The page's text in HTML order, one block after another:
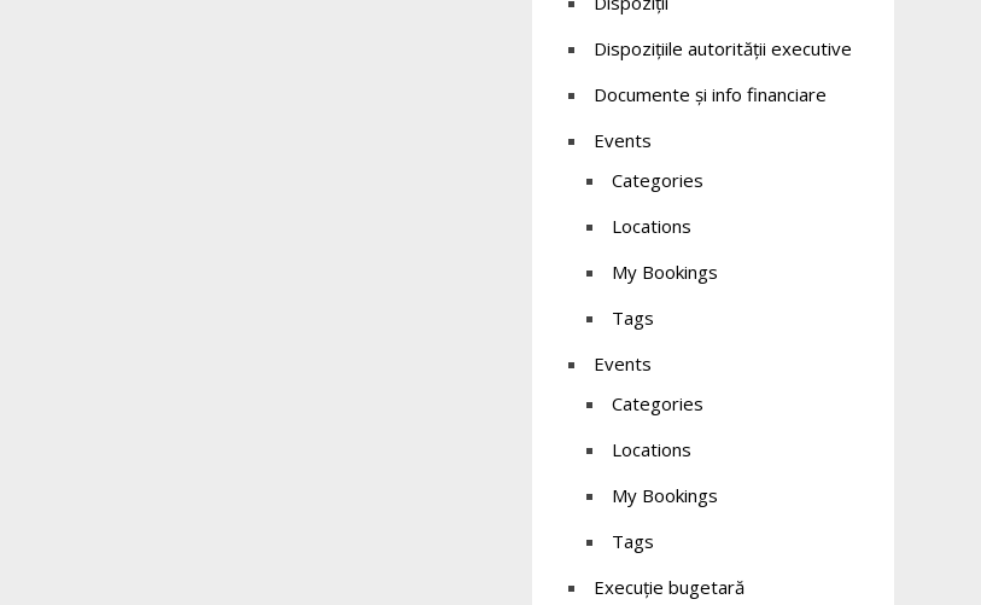
Dispozițiile autorității executive
Documente și info financiare
Events
Categories
Locations
My Bookings
Tags
Events
Categories
Locations
My Bookings
Tags
Execuție bugetară